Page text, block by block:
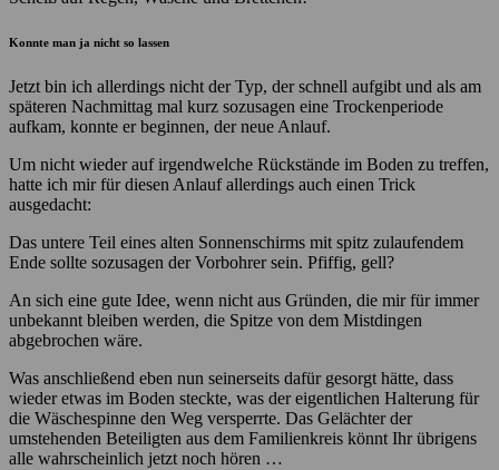
Konnte man ja nicht so lassen
Jetzt bin ich allerdings nicht der Typ, der schnell aufgibt und als am
späteren Nachmittag mal kurz sozusagen eine Trockenperiode
aufkam, konnte er beginnen, der neue Anlauf.
Um nicht wieder auf irgendwelche Rückstände im Boden zu treffen,
hatte ich mir für diesen Anlauf allerdings auch einen Trick
ausgedacht:
Das untere Teil eines alten Sonnenschirms mit spitz zulaufendem
Ende sollte sozusagen der Vorbohrer sein. Pfiffig, gell?
An sich eine gute Idee, wenn nicht aus Gründen, die mir für immer
unbekannt bleiben werden, die Spitze von dem Mistdingen
abgebrochen wäre.
Was anschließend eben nun seinerseits dafür gesorgt hätte, dass
wieder etwas im Boden steckte, was der eigentlichen Halterung für
die Wäschespinne den Weg versperrte. Das Gelächter der
umstehenden Beteiligten aus dem Familienkreis könnt Ihr übrigens
alle wahrscheinlich jetzt noch hören …